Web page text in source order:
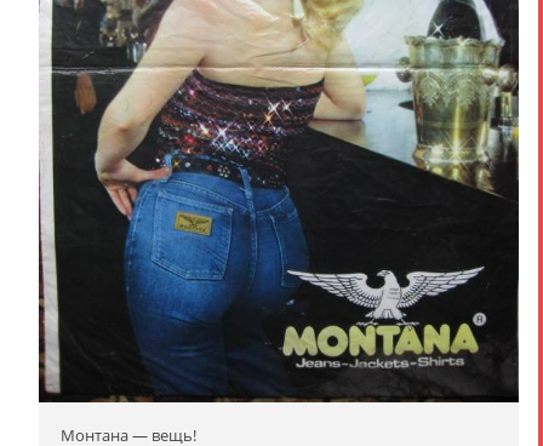
Монтана — вещь!